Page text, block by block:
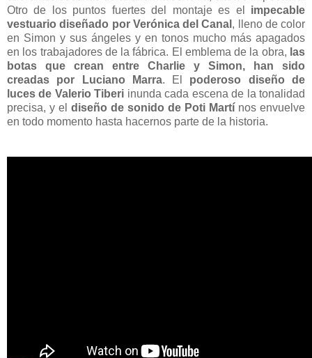
Otro de los puntos fuertes del montaje es el impecable
vestuario diseñado por Verónica del Canal , lleno de color
en Simon y sus ángeles y en tonos mucho más apagados
en los trabajadores de la fábrica. El emblema de la obra, las
botas que crean entre Charlie y Simon, han sido
creadas por Luciano Marra. El poderoso diseño de
luces de Valerio Tiberi inunda cada escena de la tonalidad
precisa, y el diseño de sonido de Poti Martí nos envuelve
en todo momento hasta hacernos parte de la historia.